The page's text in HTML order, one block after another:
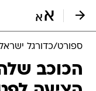
ספורט/כדורגל
הכוכב